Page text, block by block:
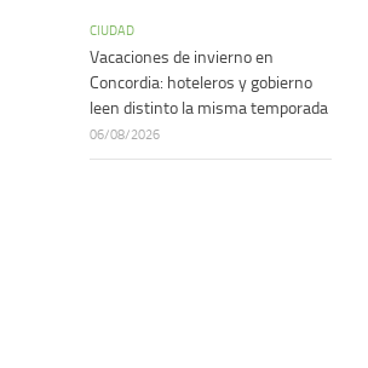
CIUDAD
Vacaciones de invierno en
Concordia: hoteleros y gobierno
leen distinto la misma temporada
06/08/2026